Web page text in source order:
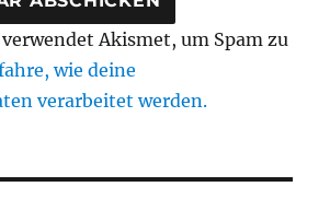
Akismet, um Spam zu
wie deine
verarbeitet werden.